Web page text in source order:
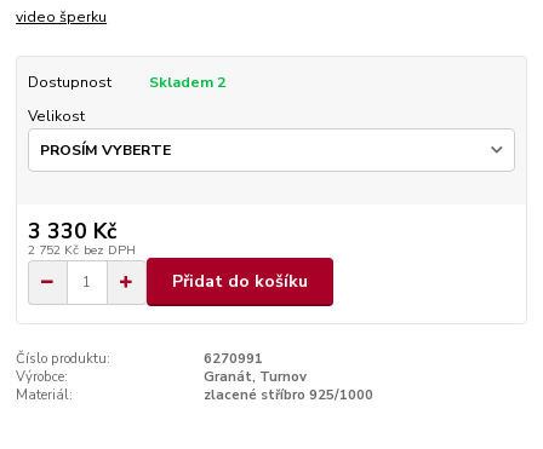
video šperku
Dostupnost
Skladem 2
Velikost
3 330 Kč
2 752 Kč bez DPH
Přidat do košíku
Číslo produktu:
6270991
Výrobce:
Granát, Turnov
Materiál:
zlacené stříbro 925/1000